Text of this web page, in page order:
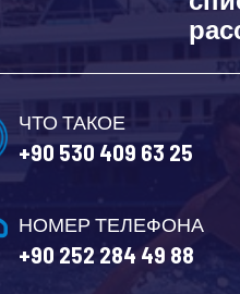
ЧТО ТАКОЕ
+90 530 409 63 25
НОМЕР ТЕЛЕФОНА
+90 252 284 49 88